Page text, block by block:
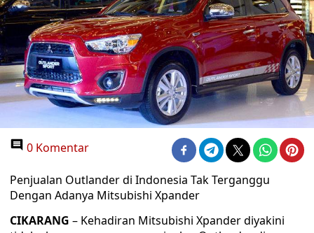
0 Komentar
Penjualan Outlander di Indonesia Tak Terganggu
Dengan Adanya Mitsubishi Xpander
CIKARANG – Kehadiran Mitsubishi Xpander diyakini